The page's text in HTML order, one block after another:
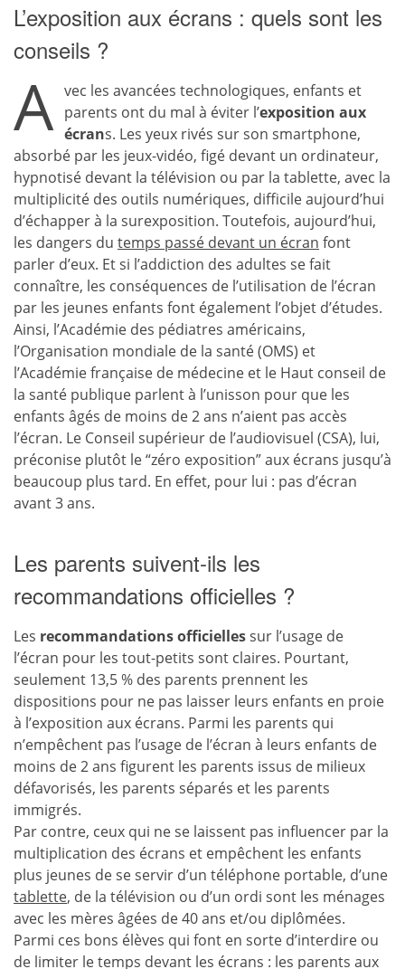
L’exposition aux écrans : quels sont les
conseils ?
A vec les avancées technologiques, enfants et
parents ont du mal à éviter l’exposition aux
écrans. Les yeux rivés sur son smartphone,
absorbé par les jeux-vidéo, figé devant un ordinateur,
hypnotisé devant la télévision ou par la tablette, avec la
multiplicité des outils numériques, difficile aujourd’hui
d’échapper à la surexposition. Toutefois, aujourd’hui,
les dangers du temps passé devant un écran font
parler d’eux. Et si l’addiction des adultes se fait
connaître, les conséquences de l’utilisation de l’écran
par les jeunes enfants font également l’objet d’études.
Ainsi, l’Académie des pédiatres américains,
l’Organisation mondiale de la santé (OMS) et
l’Académie française de médecine et le Haut conseil de
la santé publique parlent à l’unisson pour que les
enfants âgés de moins de 2 ans n’aient pas accès
l’écran. Le Conseil supérieur de l’audiovisuel (CSA), lui,
préconise plutôt le “zéro exposition” aux écrans jusqu’à
beaucoup plus tard. En effet, pour lui : pas d’écran
avant 3 ans.
Les parents suivent-ils les
recommandations officielles ?
Les recommandations officiellessur l’usage de
l’écran pour les tout-petits sont claires. Pourtant,
seulement 13,5 % des parents prennent les
dispositions pour ne pas laisser leurs enfants en proie
à l’exposition aux écrans. Parmi les parents qui
n’empêchent pas l’usage de l’écran à leurs enfants de
moins de 2 ans figurent les parents issus de milieux
défavorisés, les parents séparés et les parents
immigrés.
Par contre, ceux qui ne se laissent pas influencer par la
multiplication des écrans et empêchent les enfants
plus jeunes de se servir d’un téléphone portable, d’une
tablette, de la télévision ou d’un ordi sont les ménages
avec les mères âgées de 40 ans et/ou diplômées.
Parmi ces bons élèves qui font en sorte d’interdire ou
de limiter le temps devant les écrans : les parents aux